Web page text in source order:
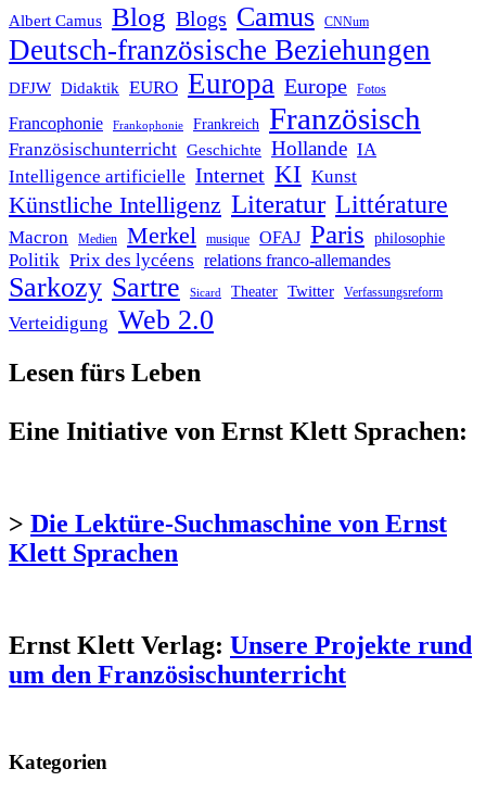
Albert Camus Blog Blogs Camus CNNum
Deutsch-französische Beziehungen
DFJW Didaktik EURO Europa Europe Fotos
Francophonie Frankophonie Frankreich Französisch
Französischunterricht Geschichte Hollande IA
Intelligence artificielle Internet KI Kunst
Künstliche Intelligenz Literatur Littérature
Macron Medien Merkel musique OFAJ Paris philosophie
Politik Prix des lycéens relations franco-allemandes
Sarkozy Sartre Sicard Theater Twitter Verfassungsreform
Verteidigung Web 2.0
Lesen fürs Leben
Eine Initiative von Ernst Klett Sprachen:
> Die Lektüre-Suchmaschine von Ernst
Klett Sprachen
Ernst Klett Verlag: Unsere Projekte rund
um den Französischunterricht
Kategorien